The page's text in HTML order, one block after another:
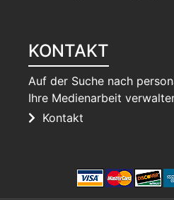
KONTAKT
Auf der Suche nach
Ihre Medienarbeit
Kontakt